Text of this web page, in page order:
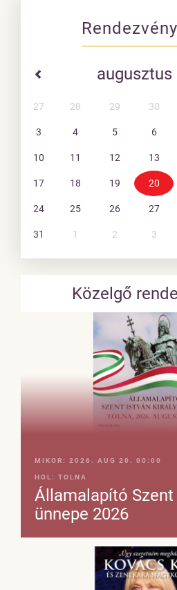
augusztus
27 28 29 30
3 4 5 6
10 11 12 13
17 18 19 20
24 25 26 27
31 1 2 3
Közelgő
MIKOR: 2026. AUG 20. 00:00
HOL: TOLNA
Államalapító
ünnepe 2026